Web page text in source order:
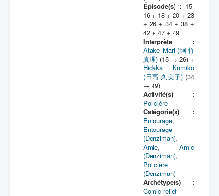
Épisode(s) :15-
16 + 18 + 20 + 23
+ 26 + 34 + 38 +
42 + 47 + 49
Interprète :
Atake Mari (阿竹
真理) (15 → 26) +
Hidaka Kumiko
(日高 久美子) (34
→ 49)
Activité(s) :
Policière
Catégorie(s) :
Entourage,
Entourage
(Denziman),
Amie, Amie
(Denziman),
Policière
(Denziman)
Archétype(s) :
Comic relief